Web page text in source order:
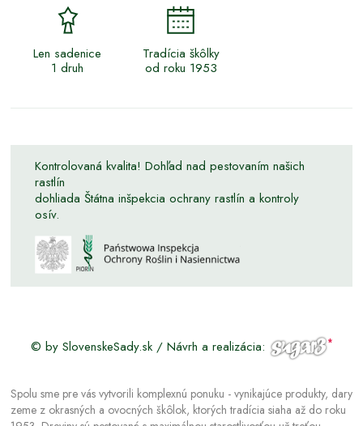
Len sadenice
1 druh
Tradícia škôlky
od roku 1953
Kontrolovaná kvalita! Dohľad nad pestovaním našich
rastlín
dohliada Štátna inšpekcia ochrany rastlín a kontroly
osív.
© by SlovenskeSady.sk / Návrh a realizácia:
Spolu sme pre vás vytvorili komplexnú ponuku - vynikajúce produkty, dary
zeme z okrasných a ovocných škôlok, ktorých tradícia siaha až do roku